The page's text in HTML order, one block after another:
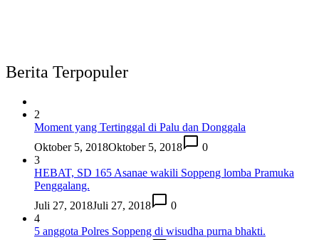
Berita Terpopuler
2
Moment yang Tertinggal di Palu dan Donggala
Oktober 5, 2018Oktober 5, 2018
0
3
HEBAT, SD 165 Asanae wakili Soppeng lomba Pramuka
Penggalang.
Juli 27, 2018Juli 27, 2018
0
4
5 anggota Polres Soppeng di wisudha purna bhakti.